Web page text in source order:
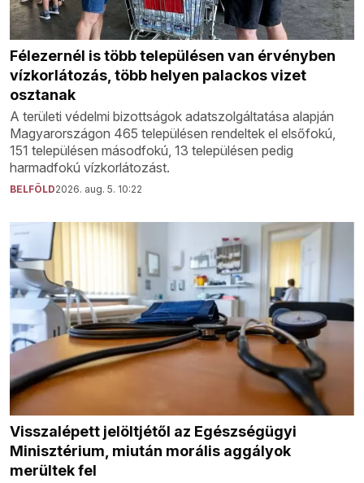
Félezernél is több településen van érvényben
vízkorlátozás, több helyen palackos vizet
osztanak
A területi védelmi bizottságok adatszolgáltatása alapján
Magyarországon 465 településen rendeltek el elsőfokú,
151 településen másodfokú, 13 településen pedig
harmadfokú vízkorlátozást.
BELFÖLD2026. aug. 5. 10:22
Visszalépett jelöltjétől az Egészségügyi
Minisztérium, miután morális aggályok
merültek fel